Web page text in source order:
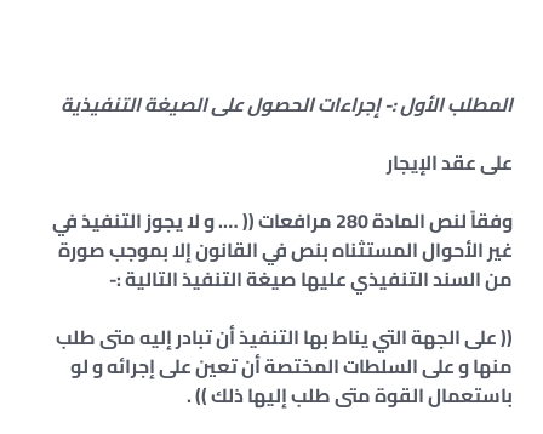
المطلب الأول :- إجراءات الحصول على الصيغة التنفيذية
على عقد الإيجار
وفقاً لنص المادة 280 مرافعات (( …. و لا يجوز التنفيذ في
غير الأحوال المستثناه بنص في القانون إلا بموجب صورة
من السند التنفيذي عليها صيغة التنفيذ التالية :-
(( على الجهة التي يناط بها التنفيذ أن تبادر إليه متى طلب
منها و على السلطات المختصة أن تعين على إجرائه و لو
باستعمال القوة متى طلب إليها ذلك )) .